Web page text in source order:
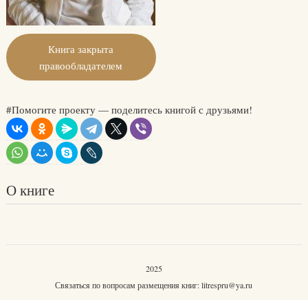
Книга закрыта
правообладателем
#Помогите проекту — поделитесь книгой с друзьями!
О книге
2025
Связаться по вопросам размещения книг:litrespru@ya.ru